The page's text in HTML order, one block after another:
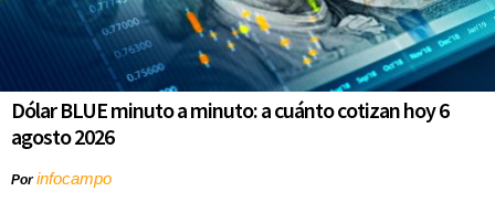
Dólar BLUE minuto a minuto: a cuánto cotizan hoy 6
agosto 2026
Porinfocampo